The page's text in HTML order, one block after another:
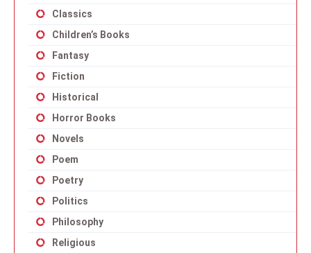
Classics
Children’s Books
Fantasy
Fiction
Historical
Horror Books
Novels
Poem
Poetry
Politics
Philosophy
Religious